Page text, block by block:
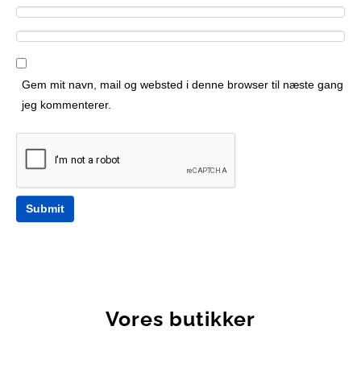
m
m
n
a
m
*
E
m
a
W
e
Gem mit navn, mail og websted i denne browser til næste gang
jeg kommenterer.
Submit
Vores butikker